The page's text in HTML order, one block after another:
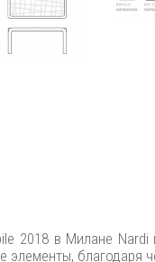
2018 в Милане
элементы,